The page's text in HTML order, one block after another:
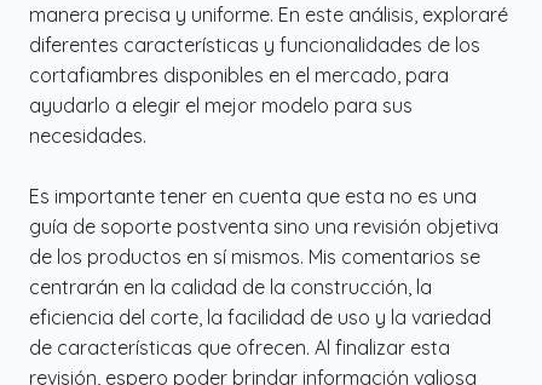
manera precisa y uniforme. En este análisis, exploraré
diferentes características y funcionalidades de los
cortafiambres disponibles en el mercado, para
ayudarlo a elegir el mejor modelo para sus
necesidades.
Es importante tener en cuenta que esta no es una
guía de soporte postventa sino una revisión objetiva
de los productos en sí mismos. Mis comentarios se
centrarán en la calidad de la construcción, la
eficiencia del corte, la facilidad de uso y la variedad
de características que ofrecen. Al finalizar esta
revisión, espero poder brindar información valiosa